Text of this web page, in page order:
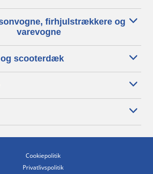
firhjulstrækkere og
varevogne
scooterdæk
Cookiepolitik
Privatlivspolitik